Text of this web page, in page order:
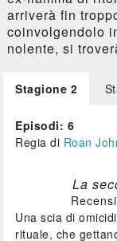
arriverà fin
coinvolgendolo
nolente, si
Stagione 2
Episodi: 6
Regia di Roan
La
Una scia di
rituale, che